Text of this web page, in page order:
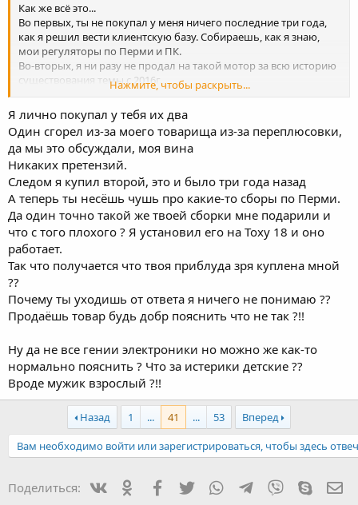
Как же всё это...
Во первых, ты не покупал у меня ничего последние три года,
как я решил вести клиентскую базу. Собираешь, как я знаю,
мои регуляторы по Перми и ПК.
Во-вторых, я ни разу не продал на такой мотор за всю историю
существования темы с 2016г.
На этом считаю разговор оконченым. Совсем. И писать/
звонить тоже не нужно.
Нажмите, чтобы раскрыть...
Я лично покупал у тебя их два
Один сгорел из-за моего товарища из-за переплюсовки,
да мы это обсуждали, моя вина
Никаких претензий.
Следом я купил второй, это и было три года назад
А теперь ты несёшь чушь про какие-то сборы по Перми.
Да один точно такой же твоей сборки мне подарили и
что с того плохого ? Я установил его на Тоху 18 и оно
работает.
Так что получается что твоя приблуда зря куплена мной
??
Почему ты уходишь от ответа я ничего не понимаю ??
Продаёшь товар будь добр пояснить что не так ?!!
Ну да не все гении электроники но можно же как-то
нормально пояснить ? Что за истерики детские ??
Вроде мужик взрослый ?!!
Назад 1 ... 41 ... 53
Вперед
Вам необходимо войти или зарегистрироваться, чтобы здесь
Поделиться: ВконтактеОдноклассники
Facebook
TwitterWhatsAppTelegram
Viber Skype